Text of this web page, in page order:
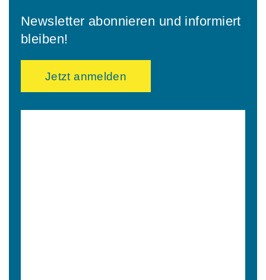
Newsletter abonnieren und informiert
bleiben!
Jetzt anmelden